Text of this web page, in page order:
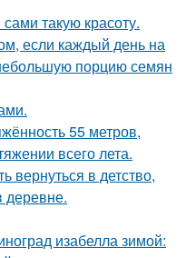
такую красоту.
если каждый день на
порцию семян
55 метров,
всего лета.
вернуться в детство,
деревне.
изабелла зимой: